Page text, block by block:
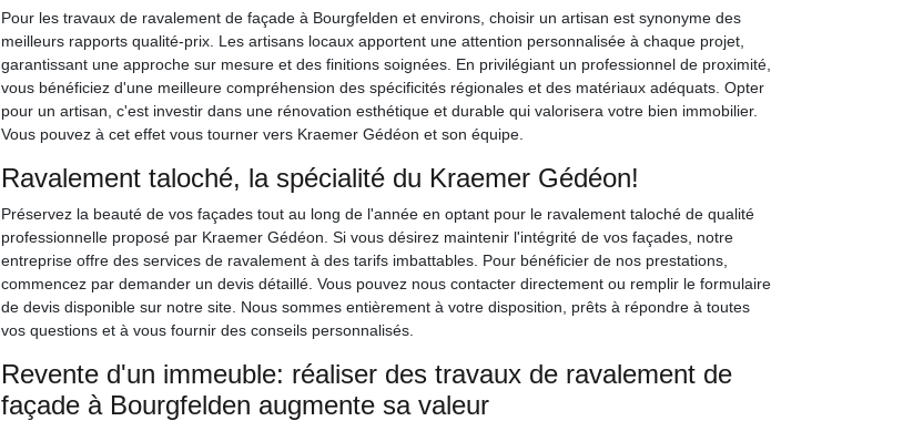
Pour les travaux de ravalement de façade à Bourgfelden et environs, choisir un artisan est synonyme des
meilleurs rapports qualité-prix. Les artisans locaux apportent une attention personnalisée à chaque projet,
garantissant une approche sur mesure et des finitions soignées. En privilégiant un professionnel de proximité,
vous bénéficiez d'une meilleure compréhension des spécificités régionales et des matériaux adéquats. Opter
pour un artisan, c'est investir dans une rénovation esthétique et durable qui valorisera votre bien immobilier.
Vous pouvez à cet effet vous tourner vers Kraemer Gédéon et son équipe.
Ravalement taloché, la spécialité du Kraemer Gédéon!
Préservez la beauté de vos façades tout au long de l'année en optant pour le ravalement taloché de qualité
professionnelle proposé par Kraemer Gédéon. Si vous désirez maintenir l'intégrité de vos façades, notre
entreprise offre des services de ravalement à des tarifs imbattables. Pour bénéficier de nos prestations,
commencez par demander un devis détaillé. Vous pouvez nous contacter directement ou remplir le formulaire
de devis disponible sur notre site. Nous sommes entièrement à votre disposition, prêts à répondre à toutes
vos questions et à vous fournir des conseils personnalisés.
Revente d'un immeuble: réaliser des travaux de ravalement de
façade à Bourgfelden augmente sa valeur